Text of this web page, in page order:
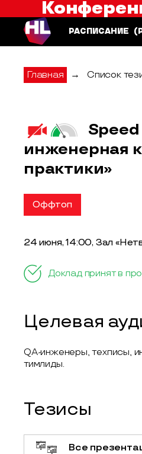
Saint HighLoad++
РАСПИСАНИЕ
Главная → Список
инженерная
практики»
Оффтоп
24 июня, 14:00, Зал
Доклад принят в
Целевая
QA-инженеры, техписы,
тимлиды.
Тезисы
Все